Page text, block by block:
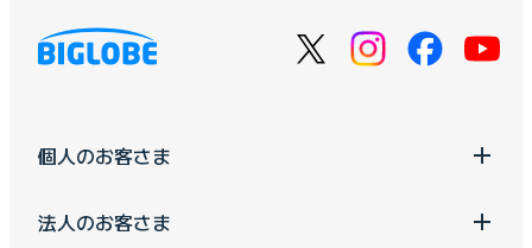
個人のお客さま
法人のお客さま